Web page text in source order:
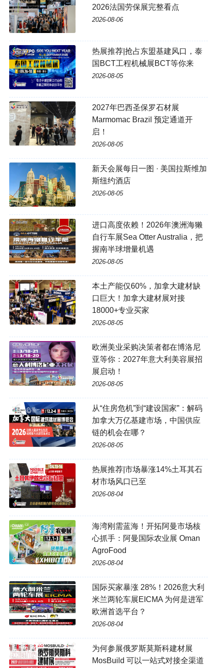
2026法国劳保展完整看点
2026-08-06
热展推荐|抢占东盟基建风口，泰
国BCT工程机械展BCT等你来
2026-08-05
2027年巴西圣保罗石材展
Marmomac Brazil 预定通道开
启！
2026-08-05
新天会展每日一图 · 美国拉斯维加
斯纽约酒店
2026-08-05
进口高度依赖！2026年澳洲海獭
自行车展Sea Otter Australia，把
握南半球增量机遇
2026-08-05
本土产能仅60%，加拿大建材缺
口巨大！加拿大建材展对接
18000+专业买家
2026-08-05
欧洲美业采购决策者都在博洛尼
亚等你：2027年意大利美容展招
展启动！
2026-08-05
从“住房危机”到“建设国家”：解码
加拿大万亿基建市场，中国供应
链的机会在哪？
2026-08-05
热展推荐|市场暴涨14%土耳其石
材市场风口已至
2026-08-04
海湾刚需蓝海！开拓阿曼市场核
心抓手：阿曼国际农业展 Oman
AgroFood
2026-08-04
国际买家暴涨 28%！2026意大利
米兰两轮车展EICMA 为何是进军
欧洲首选平台？
2026-08-04
为何参展俄罗斯莫斯科建材展
MosBuild 可以一站式对接全渠道